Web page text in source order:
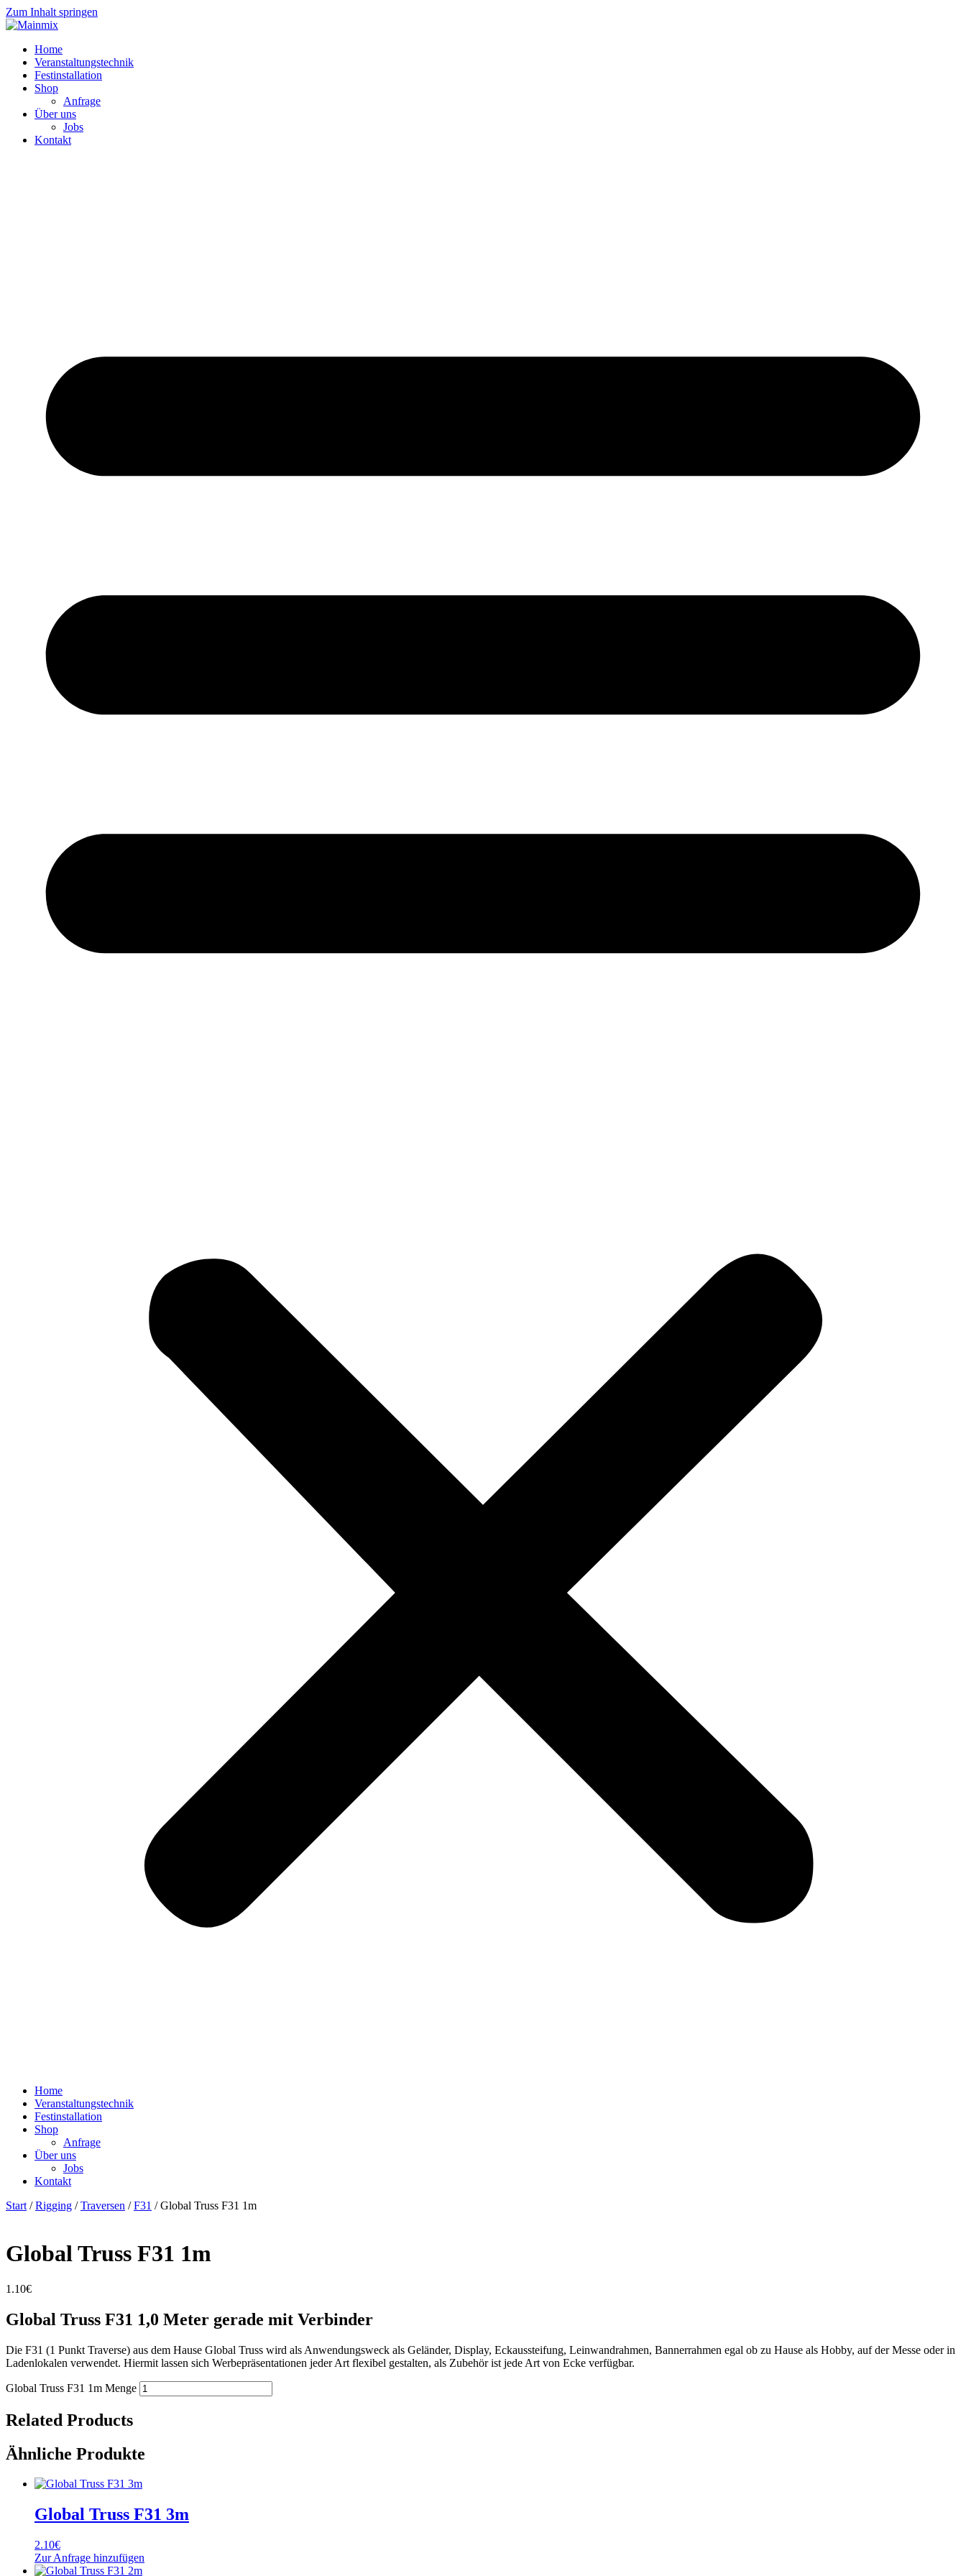
Zum Inhalt springen
Home
Veranstaltungstechnik
Festinstallation
Shop
Anfrage
Über uns
Jobs
Kontakt
Home
Veranstaltungstechnik
Festinstallation
Shop
Anfrage
Über uns
Jobs
Kontakt
Start /Rigging /Traversen /F31 / Global Truss F31 1m
Global Truss F31 1m
1.10€
Global Truss F31 1,0 Meter gerade mit Verbinder
Die F31 (1 Punkt Traverse) aus dem Hause Global Truss wird als Anwendungsweck als Geländer, Display, Eckaussteifung, Leinwandrahmen, Bannerrahmen egal ob zu Hause als Hobby, auf der Messe oder in
Ladenlokalen verwendet. Hiermit lassen sich Werbepräsentationen jeder Art flexibel gestalten, als Zubehör ist jede Art von Ecke verfügbar.
Global Truss F31 1m Menge
Related Products
Ähnliche Produkte
Global Truss F31 3m
2.10€
Zur Anfrage hinzufügen